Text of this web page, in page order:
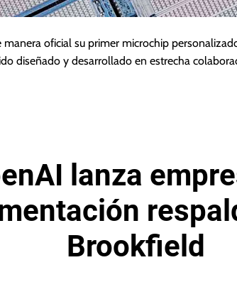
oficial su primer microchip
diseñado y desarrollado en estrecha
lanza
Brookfield